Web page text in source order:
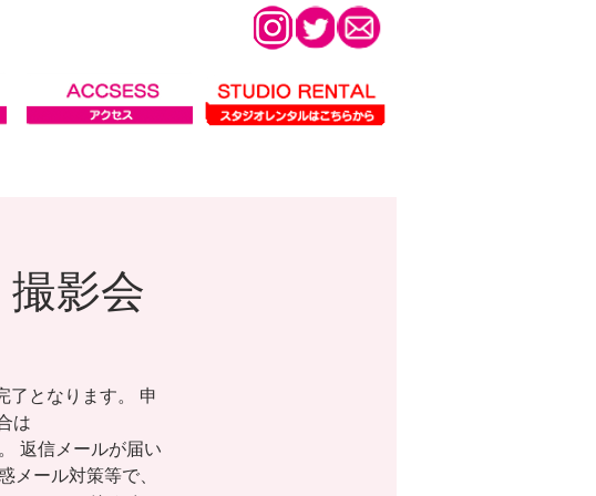
影会
了となります。 申
は
返信メールが届い
メール対策等で、